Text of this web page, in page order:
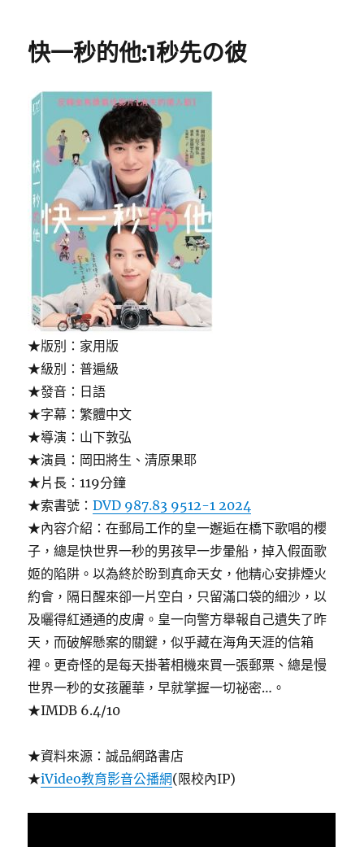
快一秒的他:1秒先の彼
★版別：家用版
★級別：普遍級
★發音：日語
★字幕：繁體中文
★導演：山下敦弘
★演員：岡田將生、清原果耶
★片長：119分鐘
★索書號：DVD 987.83 9512-1 2024
★內容介紹：在郵局工作的皇一邂逅在橋下歌唱的櫻
子，總是快世界一秒的男孩早一步暈船，掉入假面歌
姬的陷阱。以為終於盼到真命天女，他精心安排煙火
約會，隔日醒來卻一片空白，只留滿口袋的細沙，以
及曬得紅通通的皮膚。皇一向警方舉報自己遺失了昨
天，而破解懸案的關鍵，似乎藏在海角天涯的信箱
裡。更奇怪的是每天掛著相機來買一張郵票、總是慢
世界一秒的女孩麗華，早就掌握一切祕密…。
★IMDB 6.4/10
★資料來源：誠品網路書店
★iVideo教育影音公播網(限校內IP)